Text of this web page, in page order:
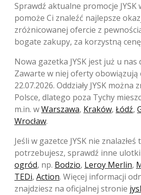
Sprawdź aktualne promocje JYSK
pomoże Ci znaleźć najlepsze
zróżnicowanej ofercie z
bogate zakupy, za korzystną
Nowa gazetka JYSK jest już u nas
Zawarte w niej oferty obowiązują
22.07.2026. Oddziały JYSK można
Polsce, dlatego poza Tychy
m.in. wWarszawa, Kraków, Łódź,
Wrocław.
Jeśli w gazetce JYSK nie
potrzebujesz, sprawdź inne
ogród, np. Bodzio, Leroy Merlin,
TEDi, Action. Więcej informacji
znajdziesz na oficjalnej stronie